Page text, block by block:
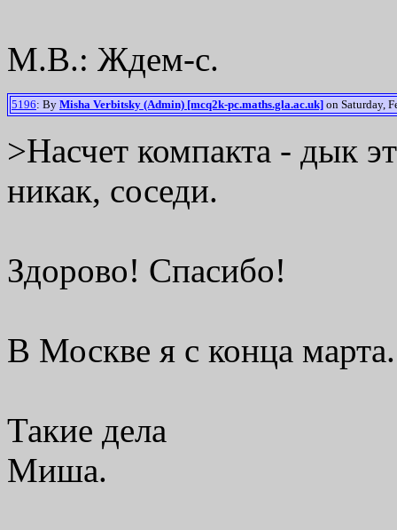
М.В.: Ждем-с.
5196: By Misha Verbitsky (Admin) [mcq2k-pc.maths.gla.ac.uk] on Saturday,
>Насчет компакта - дык
никак, соседи.
Здорово! Спасибо!
В Москве я с конца марта.
Такие дела
Миша.